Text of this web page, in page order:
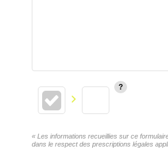
« Les informations recueillies sur ce
dans le respect des prescriptions légales